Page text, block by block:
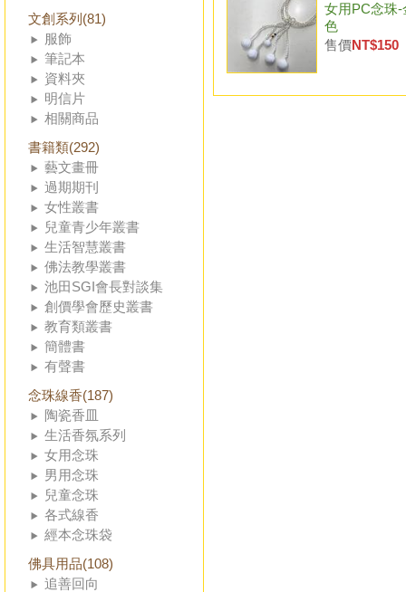
文創系列(81)
服飾
筆記本
資料夾
明信片
相關商品
書籍類(292)
藝文畫冊
過期期刊
女性叢書
兒童青少年叢書
生活智慧叢書
佛法教學叢書
池田SGI會長對談集
創價學會歷史叢書
教育類叢書
簡體書
有聲書
念珠線香(187)
陶瓷香皿
生活香氛系列
女用念珠
男用念珠
兒童念珠
各式線香
經本念珠袋
佛具用品(108)
追善回向
女用PC念珠-
色
售價NT$150